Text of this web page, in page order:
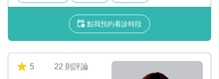
點我預約看診時段
5 22 則評論